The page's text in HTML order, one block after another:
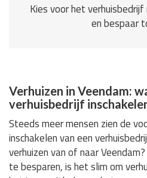
Kies voor het
en bespaar
Verhuizen in Veendam:
verhuisbedrijf
Steeds meer mensen zien de
inschakelen van een
verhuizen van of naar
te besparen, is het slim om